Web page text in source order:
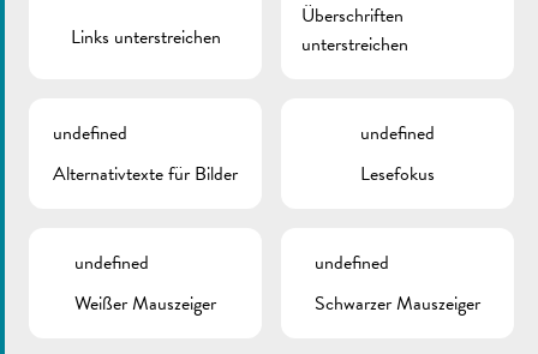
Links unterstreichen
Überschriften
unterstreichen
undefined
Alternativtexte für Bilder
undefined
Lesefokus
undefined
Weißer Mauszeiger
undefined
Schwarzer Mauszeiger